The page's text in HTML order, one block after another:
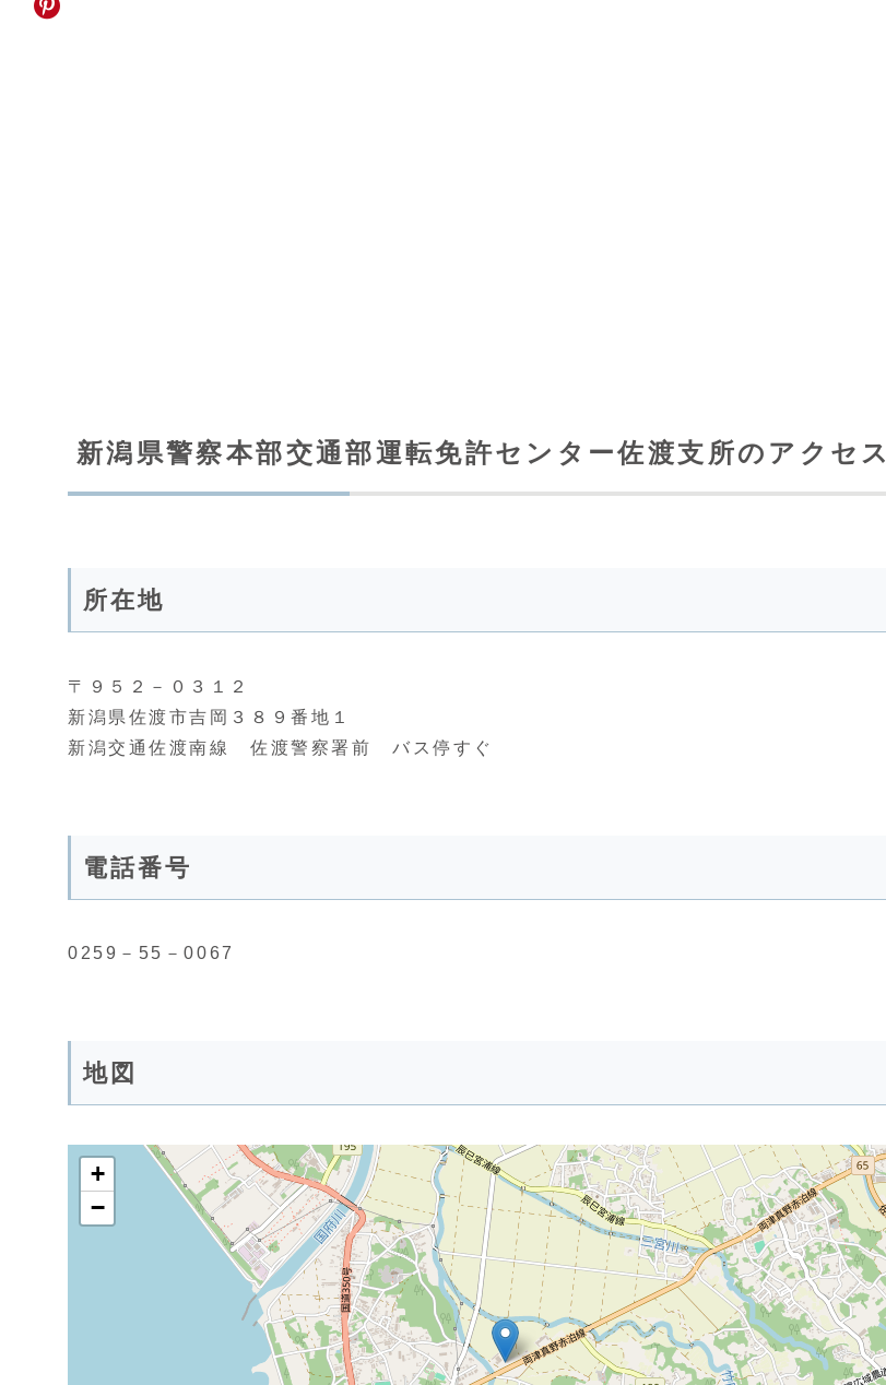
新潟県警察本部交通部運転免許センター佐渡支所のアクセス
所在地
〒９５２－０３１２
新潟県佐渡市吉岡３８９番地１
新潟交通佐渡南線 佐渡警察署前 バス停すぐ
電話番号
0259－55－0067
地図